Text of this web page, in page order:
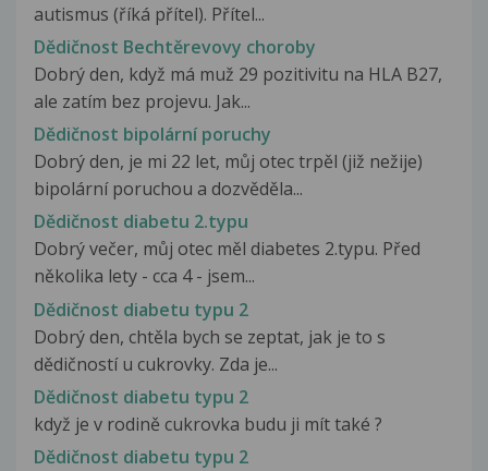
autismus (říká přítel). Přítel...
Dědičnost Bechtěrevovy choroby
Dobrý den, když má muž 29 pozitivitu na HLA B27,
ale zatím bez projevu. Jak...
Dědičnost bipolární poruchy
Dobrý den, je mi 22 let, můj otec trpěl (již nežije)
bipolární poruchou a dozvěděla...
Dědičnost diabetu 2.typu
Dobrý večer, můj otec měl diabetes 2.typu. Před
několika lety - cca 4 - jsem...
Dědičnost diabetu typu 2
Dobrý den, chtěla bych se zeptat, jak je to s
dědičností u cukrovky. Zda je...
Dědičnost diabetu typu 2
když je v rodině cukrovka budu ji mít také ?
Dědičnost diabetu typu 2